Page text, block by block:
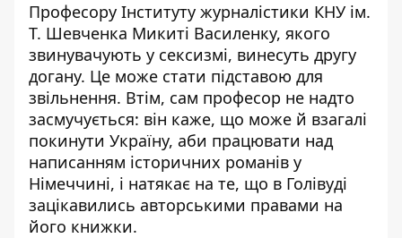
Професору Інституту журналістики КНУ ім.
Т. Шевченка Микиті Василенку, якого
звинувачують у сексизмі, винесуть другу
догану. Це може стати підставою для
звільнення. Втім, сам професор не надто
засмучується: він каже, що може й взагалі
покинути Україну, аби працювати над
написанням історичних романів у
Німеччині, і натякає на те, що в Голівуді
зацікавились авторськими правами на
його книжки.